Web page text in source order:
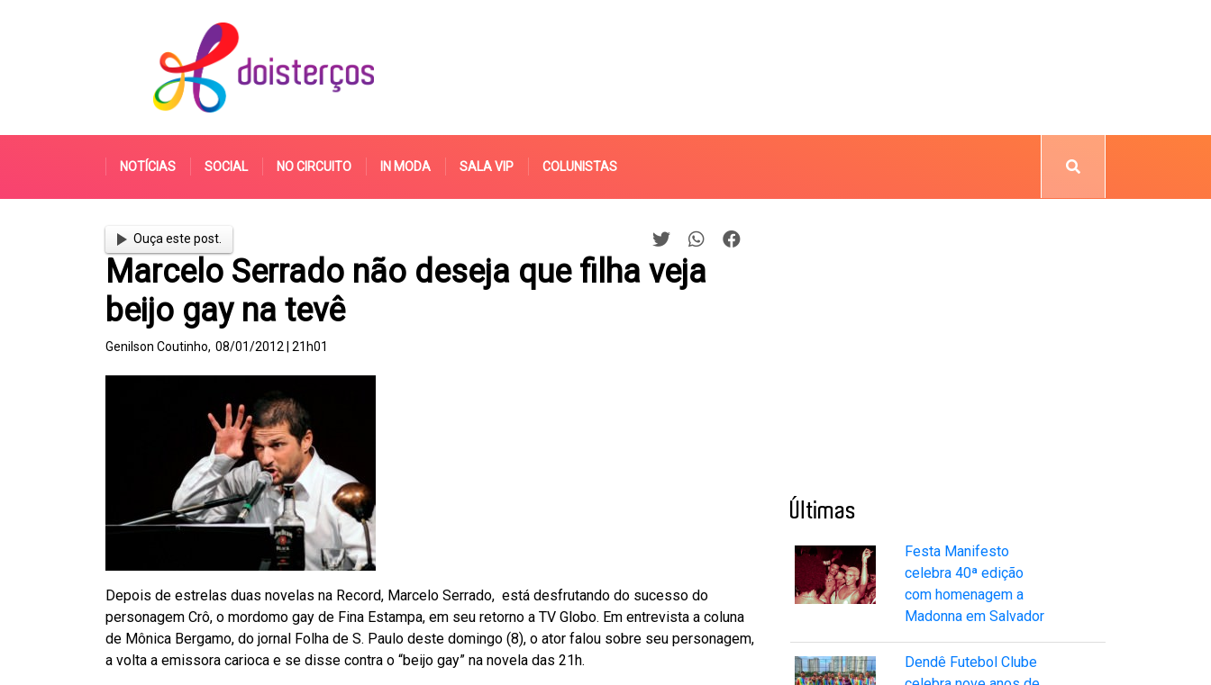
NOTÍCIAS SOCIAL NO CIRCUITO IN MODA SALA VIP COLUNISTAS
Ouça este post.
Marcelo Serrado não deseja que filha veja
beijo gay na tevê
Genilson Coutinho, 08/01/2012 | 21h01
Depois de estrelas duas novelas na Record, Marcelo Serrado, está desfrutando do sucesso do
personagem Crô, o mordomo gay de Fina Estampa, em seu retorno a TV Globo. Em entrevista a coluna
de Mônica Bergamo, do jornal Folha de S. Paulo deste domingo (8), o ator falou sobre seu personagem,
a volta a emissora carioca e se disse contra o “beijo gay” na novela das 21h.
Últimas
Festa Manifesto
celebra 40ª edição
com homenagem a
Madonna em Salvador
Dendê Futebol Clube